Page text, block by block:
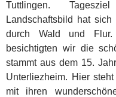
Tuttlingen.
Landschaftsbild hat
durch Wald und Flur.
besichtigten wir die
stammt aus dem 15.
Unterliezheim. Hier
mit ihren